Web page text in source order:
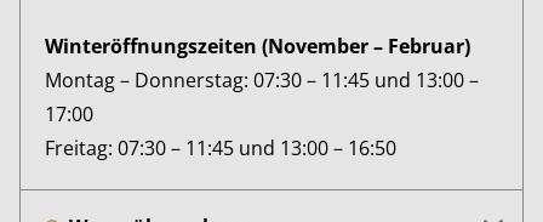
Winteröffnungszeiten (November – Februar)
Montag – Donnerstag: 07:30 – 11:45 und 13:00 –
17:00
Freitag: 07:30 – 11:45 und 13:00 – 16:50